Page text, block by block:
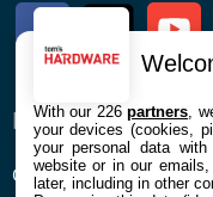
FacebookTwitter
ENTREPRISE
Confidentialité et
With our 226partners ,
your devices (cookies,
your personal data
website or in our
later, including in other